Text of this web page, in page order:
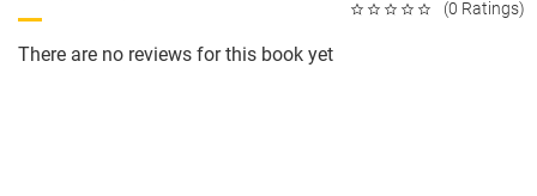
(0 Ratings)
There are no reviews for this book yet